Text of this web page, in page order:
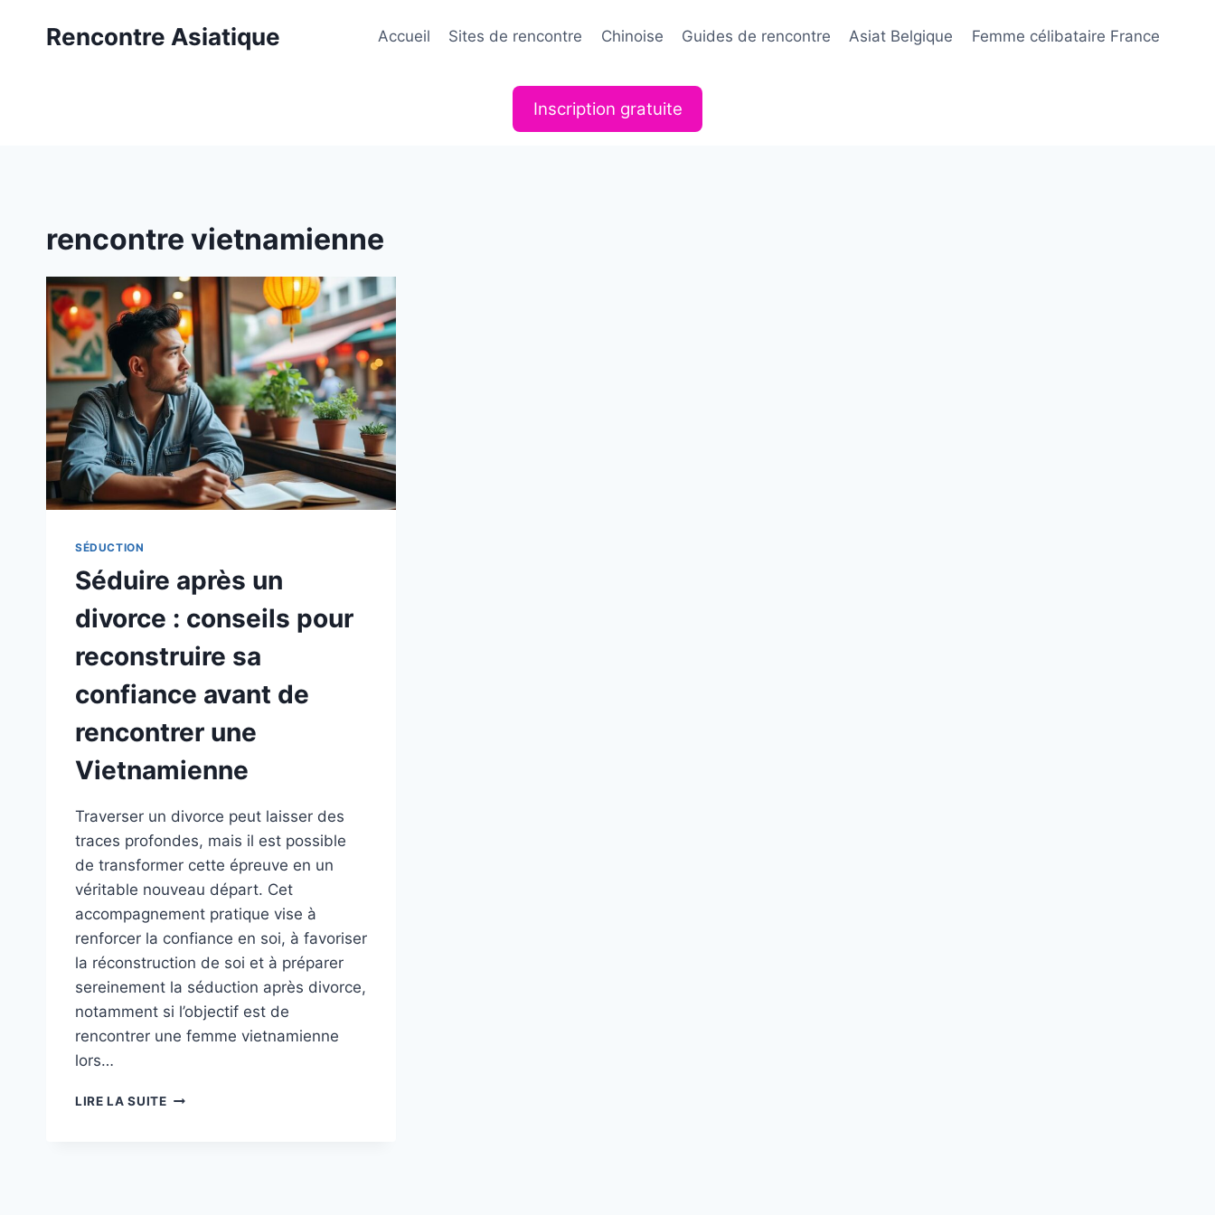
Rencontre Asiatique Accueil Sites de rencontre Chinoise Guides de rencontre Asiat Belgique Femme célibataire France
Inscription gratuite
rencontre vietnamienne
SÉDUCTION
Séduire après un
divorce : conseils pour
reconstruire sa
confiance avant de
rencontrer une
Vietnamienne
Traverser un divorce peut laisser des
traces profondes, mais il est possible
de transformer cette épreuve en un
véritable nouveau départ. Cet
accompagnement pratique vise à
renforcer la confiance en soi, à favoriser
la réconstruction de soi et à préparer
sereinement la séduction après divorce,
notamment si l’objectif est de
rencontrer une femme vietnamienne
lors…
LIRE LA SUITESÉDUIRE